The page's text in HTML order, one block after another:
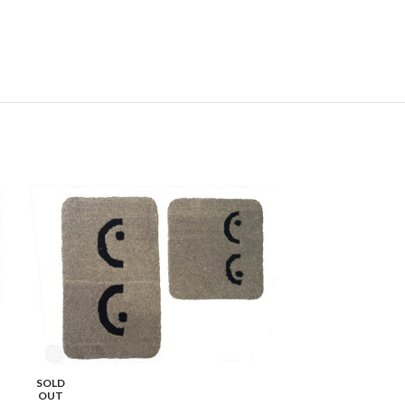
SOLD
OUT